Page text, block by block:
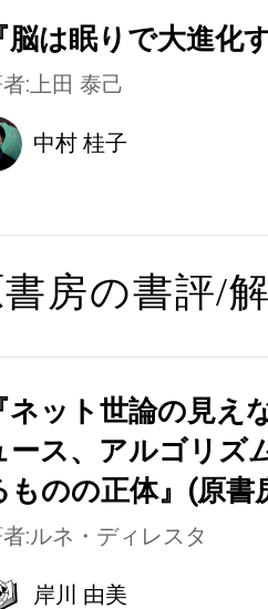
脳は眠りで大進化
:上田 泰己
中村 桂子
書房の書評/
ネット世論の見え
ース、アルゴリズ
ものの正体』(原書
:ルネ・ディレスタ
岸川 由美